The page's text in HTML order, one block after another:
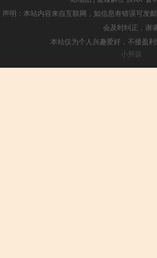
声明：本站内容来自互联网，如信息有错误可发
会及时纠正，谢
本站仅为个人兴趣爱好，不接盈
小男孩